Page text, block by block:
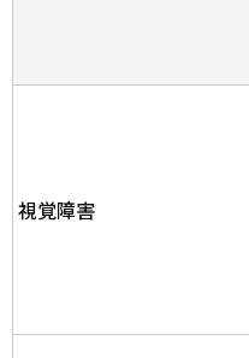
視覚障害